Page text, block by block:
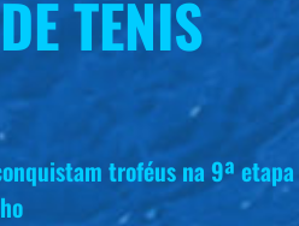
TÊNIS
troféus na 9ª etapa